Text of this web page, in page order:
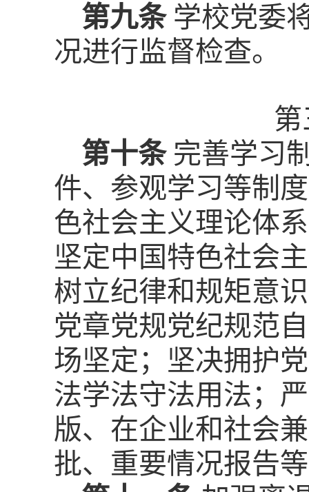
第九条 学校党委
况进行监督检查。
第十条 完善学习
件、参观学习等制
色社会主义理论体
坚定中国特色社会
树立纪律和规矩意
党章党规党纪规范
场坚定；坚决拥护
法学法守法用法；
版、在企业和社会
批、重要情况报告